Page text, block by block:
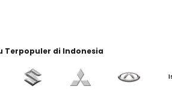
Terpopuler di Indonesia